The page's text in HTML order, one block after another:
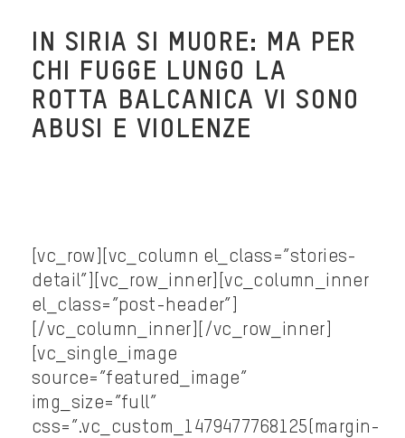
IN SIRIA SI MUORE: MA PER
CHI FUGGE LUNGO LA
ROTTA BALCANICA VI SONO
ABUSI E VIOLENZE
[vc_row][vc_column el_class=”stories-
detail”][vc_row_inner][vc_column_inner
el_class=”post-header”]
[/vc_column_inner][/vc_row_inner]
[vc_single_image
source=”featured_image”
img_size=”full”
css=”.vc_custom_1479477768125{margin-